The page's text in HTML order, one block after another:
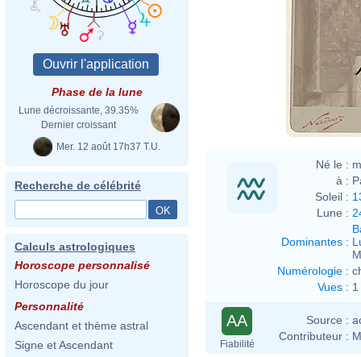
Phase de la lune
Lune décroissante, 39.35%
Dernier croissant
Mer. 12 août 17h37 T.U.
Recherche de célébrité
Calculs astrologiques
Horoscope personnalisé
Horoscope du jour
Personnalité
Ascendant et thème astral
Signe et Ascendant
Né le :
à :
Soleil :
Lune :
Dominantes :
Numérologie :
Vues :
AA
Fiabilité
Source :
Contributeur :